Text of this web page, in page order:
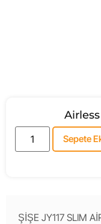
Sepete
ŞİŞE JY117 SLIM